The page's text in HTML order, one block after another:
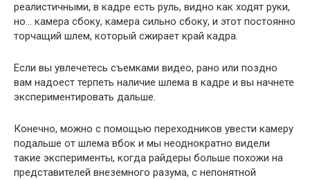
реалистичными, в кадре есть руль, видно как ходят руки,
но… камера сбоку, камера сильно сбоку, и этот постоянно
торчащий шлем, который сжирает край кадра.
Если вы увлечетесь съемками видео, рано или поздно
вам надоест терпеть наличие шлема в кадре и вы начнете
экспериментировать дальше.
Конечно, можно с помощью переходников увести камеру
подальше от шлема вбок и мы неоднократно видели
такие эксперименты, когда райдеры больше похожи на
представителей внеземного разума, с непонятной